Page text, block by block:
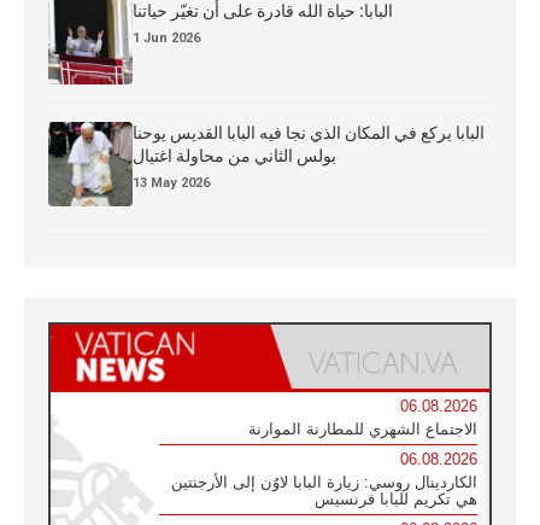
البابا: حياة الله قادرة على أن تغيّر حياتنا
1 Jun 2026
البابا يركع في المكان الذي نجا فيه البابا القديس يوحنا
بولس الثاني من محاولة اغتيال
13 May 2026
06.08.2026
الاجتماع الشهري للمطارنة الموارنة
06.08.2026
الكاردينال روسي: زيارة البابا لاوُن إلى الأرجنتين
هي تكريم للبابا فرنسيس